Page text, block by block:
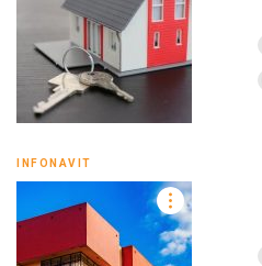
INFONAVIT